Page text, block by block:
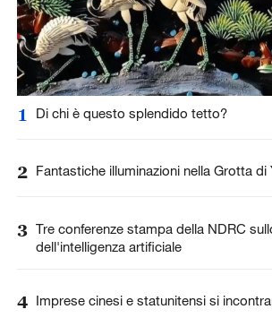
1 Di chi è questo splendido tetto?
2 Fantastiche illuminazioni nella Grotta di
3 Tre conferenze stampa della NDRC
dell'intelligenza artificiale
4 Imprese cinesi e statunitensi si